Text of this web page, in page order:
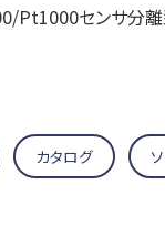
Pt1000センサ分
カタログ